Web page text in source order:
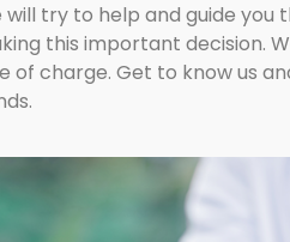
will try to help and guide you
this important decision.
of charge. Get to know us